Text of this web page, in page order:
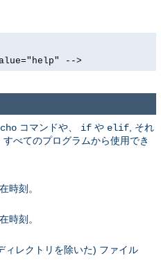
-->
コマンドや、 if や elif, それ
べてのプログラムから使用でき
時刻。
時刻。
ィレクトリを除いた) ファイル